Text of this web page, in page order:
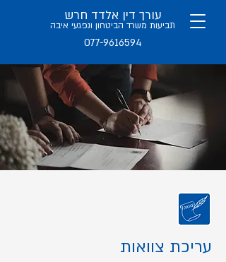
077-9616594
עורך דין אלדד חרש
תביעות משרד הביטחון ונפגעי איבה
עריכת צוואות